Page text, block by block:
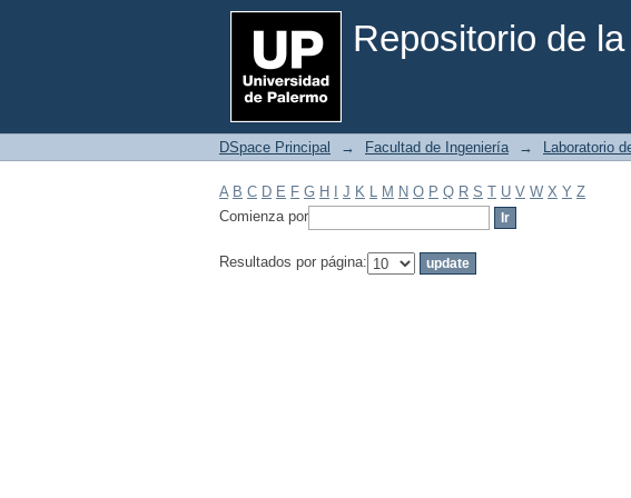
Repositorio de
Filtrar por: Materia
DSpace Principal → Facultad de Ingeniería → Laboratorio
A B C D E F G H J K L M N O P Q R S T U V W X Y Z
Comienza por
Resultados por página: